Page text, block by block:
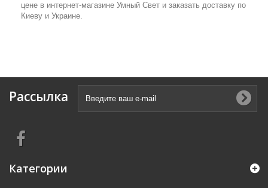
цене в интернет-магазине Умный Свет и заказать доставку по
Киеву и Украине.
Рассылка
Категории